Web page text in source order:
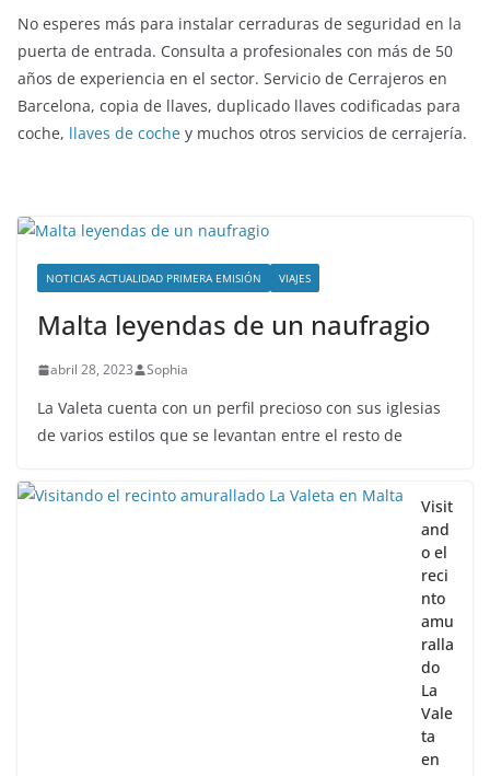
No esperes más para instalar cerraduras de seguridad en la
puerta de entrada. Consulta a profesionales con más de 50
años de experiencia en el sector. Servicio de Cerrajeros en
Barcelona, copia de llaves, duplicado llaves codificadas para
coche, llaves de coche y muchos otros servicios de cerrajería.
NOTICIAS ACTUALIDAD PRIMERA EMISIÓN VIAJES
Malta leyendas de un naufragio
abril 28, 2023 Sophia
La Valeta cuenta con un perfil precioso con sus iglesias
de varios estilos que se levantan entre el resto de
Visit
and
o el
reci
nto
amu
ralla
do
La
Vale
ta
en